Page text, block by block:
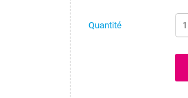
Quantité